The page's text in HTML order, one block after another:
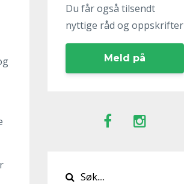
Du får også tilsendt
nyttige råd og oppskrifter
Meld på